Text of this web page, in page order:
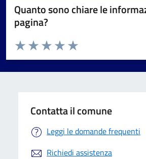
Quanto sono chiare le
pagina?
Valuta da 1 a 5 stelle la pagina
Valuta 5 stelle su 5
Valuta 4 stelle su 5
Valuta 3 stelle su 5
Valuta 2 stelle su 5
Valuta 1 stelle su 5
Contatta il comune
Leggi le domande frequenti
Richiedi assistenza